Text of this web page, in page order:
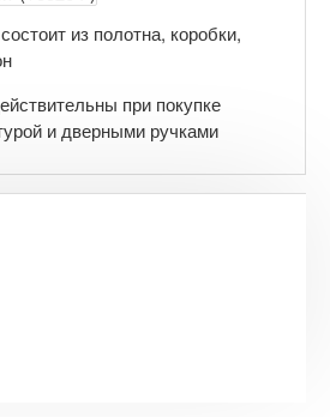
из полотна, коробки,
при покупке
и дверными ручками